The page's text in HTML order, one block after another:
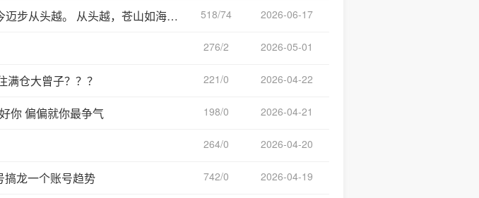
头越。 从头越，苍山如海，残阳如血。 518/74 2026-06-17
276/2 2026-05-01
满仓大曾子？？？ 221/0 2026-04-22
你 偏偏就你最争气 198/0 2026-04-21
264/0 2026-04-20
搞龙一个账号趋势 742/0 2026-04-19